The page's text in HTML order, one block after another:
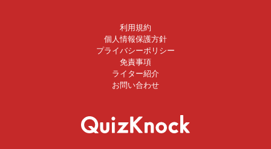
利用規約
個人情報保護方針
プライバシーポリシー
免責事項
ライター紹介
お問い合わせ